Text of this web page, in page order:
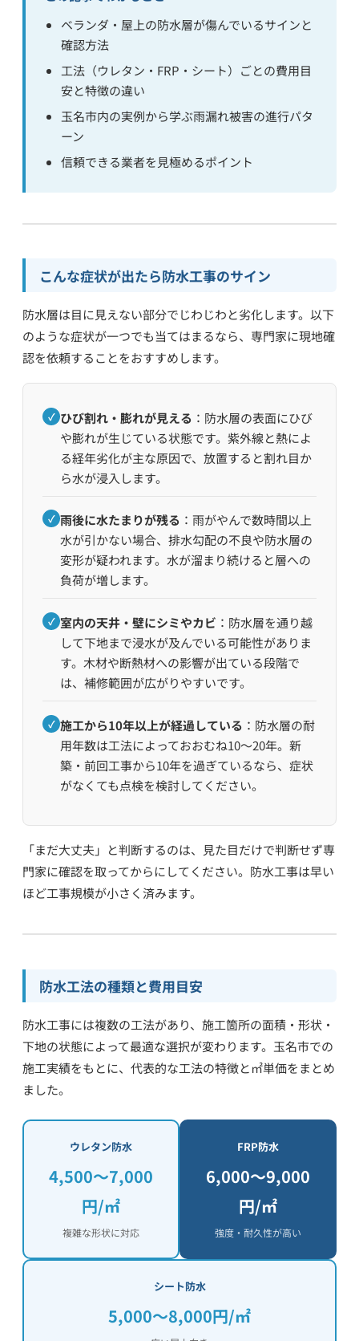
ベランダ・屋上の防水層が傷んでいるサインと
確認方法
工法（ウレタン・FRP・シート）ごとの費用目
安と特徴の違い
玉名市内の実例から学ぶ雨漏れ被害の進行パタ
ーン
信頼できる業者を見極めるポイント
こんな症状が出たら防水工事のサイン
防水層は目に見えない部分でじわじわと劣化します。以下
のような症状が一つでも当てはまるなら、専門家に現地確
認を依頼することをおすすめします。
✓ ひび割れ・膨れが見える ：防水層の表面にひび
や膨れが生じている状態です。紫外線と熱によ
る経年劣化が主な原因で、放置すると割れ目か
ら水が浸入します。
✓ 雨後に水たまりが残る ：雨がやんで数時間以上
水が引かない場合、排水勾配の不良や防水層の
変形が疑われます。水が溜まり続けると層への
負荷が増します。
✓ 室内の天井・壁にシミやカビ ：防水層を通り越
して下地まで浸水が及んでいる可能性がありま
す。木材や断熱材への影響が出ている段階で
は、補修範囲が広がりやすいです。
✓ 施工から10年以上が経過している ：防水層の耐
用年数は工法によっておおむね10〜20年。新
築・前回工事から10年を過ぎているなら、症状
がなくても点検を検討してください。
「まだ大丈夫」と判断するのは、見た目だけで判断せず専
門家に確認を取ってからにしてください。防水工事は早い
ほど工事規模が小さく済みます。
防水工法の種類と費用目安
防水工事には複数の工法があり、施工箇所の面積・形状・
下地の状態によって最適な選択が変わります。玉名市での
施工実績をもとに、代表的な工法の特徴と㎡単価をまとめ
ました。
ウレタン防水
4,500〜7,000
円/㎡
複雑な形状に対応
FRP防水
6,000〜9,000
円/㎡
強度・耐久性が高い
シート防水
5,000〜8,000円/㎡